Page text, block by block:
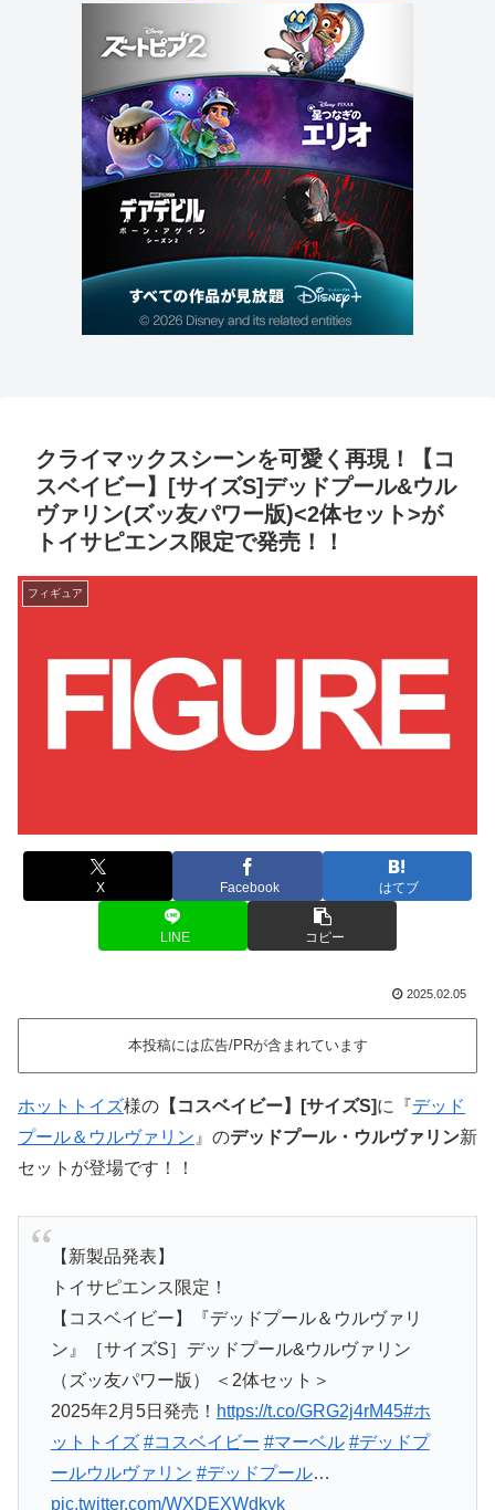
クライマックスシーンを可愛く再現！【コ
スベイビー】[サイズS]デッドプール&ウル
ヴァリン(ズッ友パワー版)<2体セット>が
トイサピエンス限定で発売！！
フィギュア
X Facebook はてブ
LINE コピー
2025.02.05
本投稿には広告/PRが含まれています
ホットトイズ様の 【コスベイビー】[サイズS]に『デッド
プール＆ウルヴァリン 』のデッドプール・ウルヴァリン新
セットが登場です！！
【新製品発表】
トイサピエンス限定！
【コスベイビー】『デッドプール＆ウルヴァリ
ン』［サイズS］デッドプール&ウルヴァリン
（ズッ友パワー版） ＜2体セット＞
2025年2月5日発売！ https://t.co/GRG2j4rM45#ホ
ットトイズ #コスベイビー #マーベル #デッドプ
ールウルヴァリン #デッドプール…
pic.twitter.com/WXDEXWdkyk